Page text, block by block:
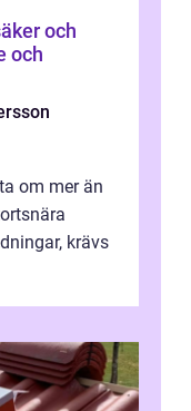
och
om mer än
krävs